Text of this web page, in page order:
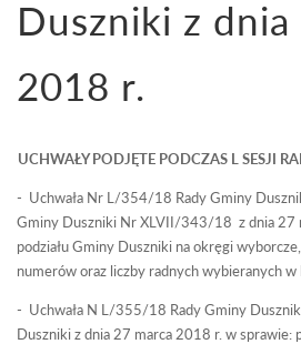
Duszniki z dnia
2018 r.
UCHWAŁY PODJĘTE PODCZAS L SESJI
- Uchwała Nr L/354/18 Rady Gminy
Gminy Duszniki Nr XLVII/343/18 z dnia 27
podziału Gminy Duszniki na okręgi
numerów oraz liczby radnych wybieranych
- Uchwała N L/355/18 Rady Gminy
Duszniki z dnia 27 marca 2018 r. w sprawie: